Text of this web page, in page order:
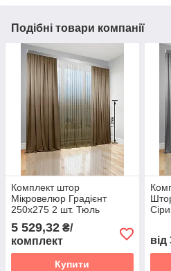
Подібні товари компанії
Комплект штор
Мікровелюр Градієнт
250х275 2 шт. Тюль
Градієнт Батист прозорий
600х275 перехід від
Світло-коричневого в
Білий
5 529,32 ₴/
комплект
Купити
від